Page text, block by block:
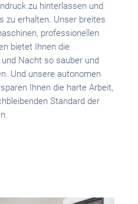
zu hinterlassen und
zu erhalten. Unser breites
professionellen
bietet Ihnen die
Nacht so sauber und
Und unsere autonomen
Ihnen die harte Arbeit,
Standard der